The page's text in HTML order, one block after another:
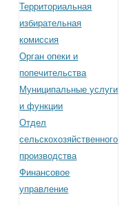
Территориальная
избирательная
комиссия
Орган опеки и
попечительства
Муниципальные услуги
и функции
Отдел
сельскохозяйственного
производства
Финансовое
управление